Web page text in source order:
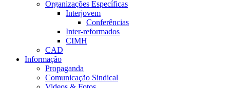
Organizações Específicas
Interjovem
Conferências
Inter-reformados
CIMH
CAD
Informação
Propaganda
Comunicação Sindical